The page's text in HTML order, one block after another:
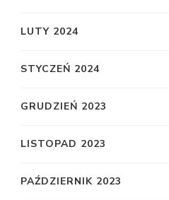
LUTY 2024
STYCZEŃ 2024
GRUDZIEŃ 2023
LISTOPAD 2023
PAŹDZIERNIK 2023